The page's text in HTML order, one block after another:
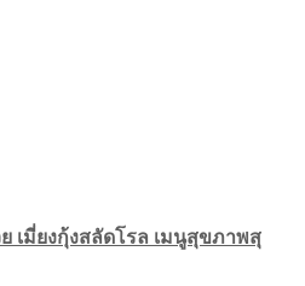
เมี่ยงกุ้งสลัดโรล เมนูสุขภาพสุ